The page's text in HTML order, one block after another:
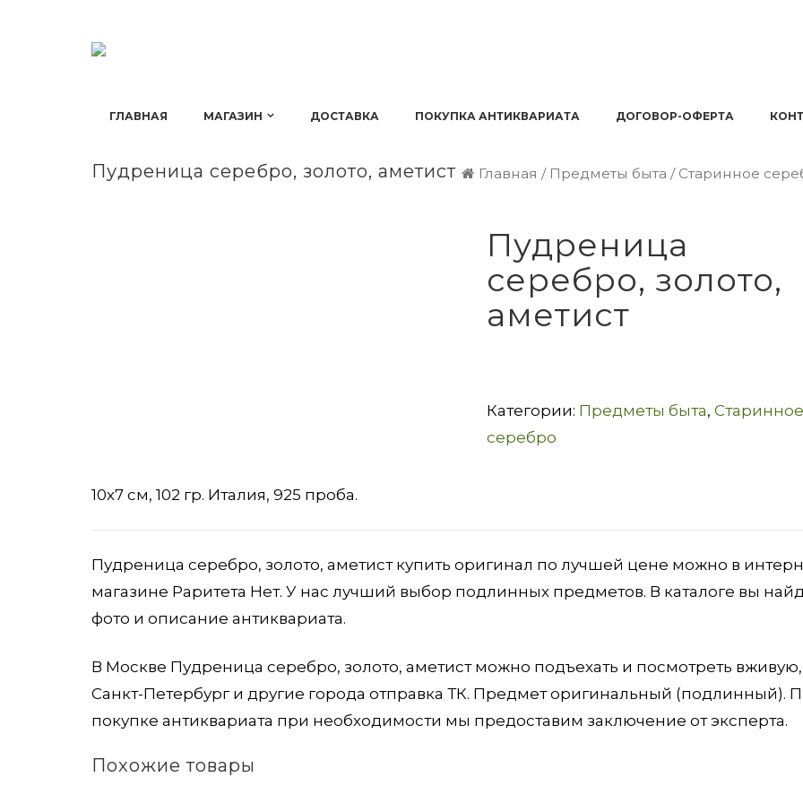
ГЛАВНАЯ МАГАЗИН ДОСТАВКА ПОКУПКА АНТИКВАРИАТА ДОГОВОР-ОФЕРТА
Пудреница серебро, золото, аметист Главная / Предметы быта / Старинное
Пудреница
серебро, золото,
аметист
Категории: Предметы быта, Старинное
серебро
10х7 см, 102 гр. Италия, 925 проба.
Пудреница серебро, золото, аметист купить оригинал по лучшей цене можно в
магазине Раритета Нет. У нас лучший выбор подлинных предметов. В каталоге вы
фото и описание антиквариата.
В Москве Пудреница серебро, золото, аметист можно подъехать и посмотреть вживую,
Санкт-Петербург и другие города отправка ТК. Предмет оригинальный (подлинный).
покупке антиквариата при необходимости мы предоставим заключение от эксперта.
Похожие товары